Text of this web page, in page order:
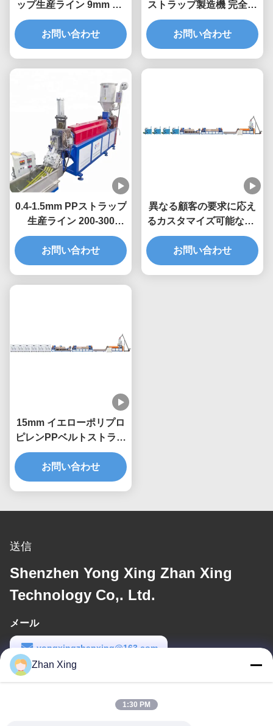
ップ生産ライン 9mm PP
パッキングベルトエクス
トルーションマシン
お問い合わせ
ストラップ製造機 完全自
動 90~600kg/h
お問い合わせ
0.4-1.5mm PPストラップ
生産ライン 200-300
KG/H 5-19mm シングル
スクリュー
お問い合わせ
異なる顧客の要求に応え
るカスタマイズ可能なPP
ストラップ生産ライン
お問い合わせ
15mm イエローポリプロ
ピレンPPベルトストラッ
パーマシン シングルスク
リュー
お問い合わせ
送信
Shenzhen Yong Xing Zhan Xing
Technology Co,. Ltd.
メール
yongxingzhanxing@163.com
労働時間
Zhan Xing
1:30 PM